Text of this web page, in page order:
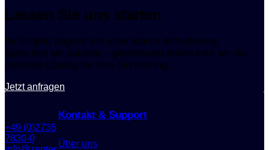
Lassen Sie uns starten
Ihr Projekt beginnt mit einer klaren Anforderung.
Sprechen wir darüber – gemeinsam entwickeln wir die
optimale Lösung für Ihre Einrichtung.
Jetzt anfragen
+49 (0)2735
7830-0
Kontakt & Support
Über uns